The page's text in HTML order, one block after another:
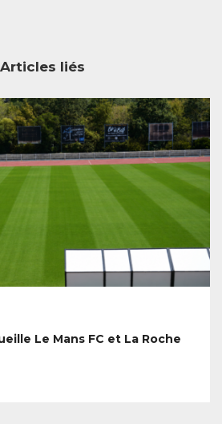
Articles liés
Le Mans FC et La Roche